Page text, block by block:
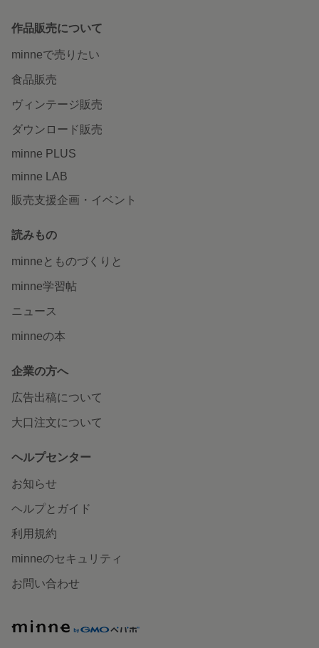
作品販売について
minneで売りたい
食品販売
ヴィンテージ販売
ダウンロード販売
minne PLUS
minne LAB
販売支援企画・イベント
読みもの
minneとものづくりと
minne学習帖
ニュース
minneの本
企業の方へ
広告出稿について
大口注文について
ヘルプセンター
お知らせ
ヘルプとガイド
利用規約
minneのセキュリティ
お問い合わせ